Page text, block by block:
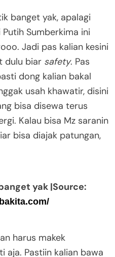
banget yak, apalagi
Sumberkima ini
Jadi pas kalian kesini
dulu biar safety. Pas
dong kalian bakal
usah khawatir, disini
bisa disewa terus
Kalau bisa Mz saranin
bisa diajak patungan,
yak |Source:
harus makek
Pastiin kalian bawa